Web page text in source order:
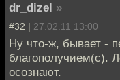
dr_dizel »
#32 | 27.02.11 13:00
Ну что-ж, бывает -
благополучием(с).
осознают.